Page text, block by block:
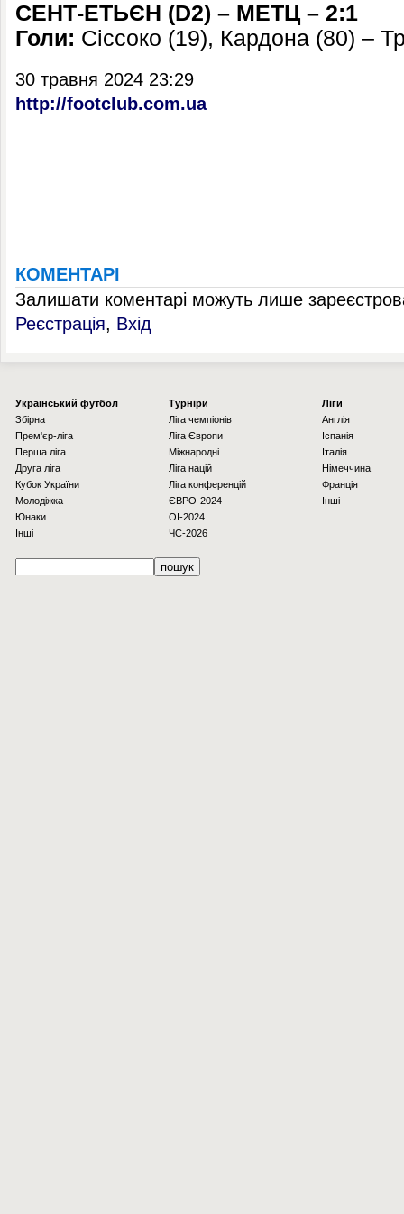
СЕНТ-ЕТЬЄН (D2) – МЕТЦ – 2:1
Голи: Сіссоко (19), Кардона (80) –
30 травня 2024 23:29
http://footclub.com.ua
КОМЕНТАРІ
Залишати коментарі можуть лише
Реєстрація, Вхід
Українcький футбол
Збірна
Прем'єр-ліга
Перша ліга
Друга ліга
Кубок України
Молодіжка
Юнаки
Інші
Турніри
Ліга чемпіонів
Ліга Європи
Міжнародні
Ліга націй
Ліга конференцій
ЄВРО-2024
OI-2024
ЧС-2026
Ліги
Англія
Іспанія
Італія
Німеччина
Франція
Інші